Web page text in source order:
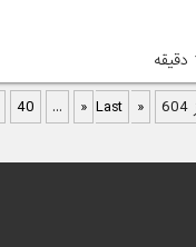
« First
40 ... » Last »